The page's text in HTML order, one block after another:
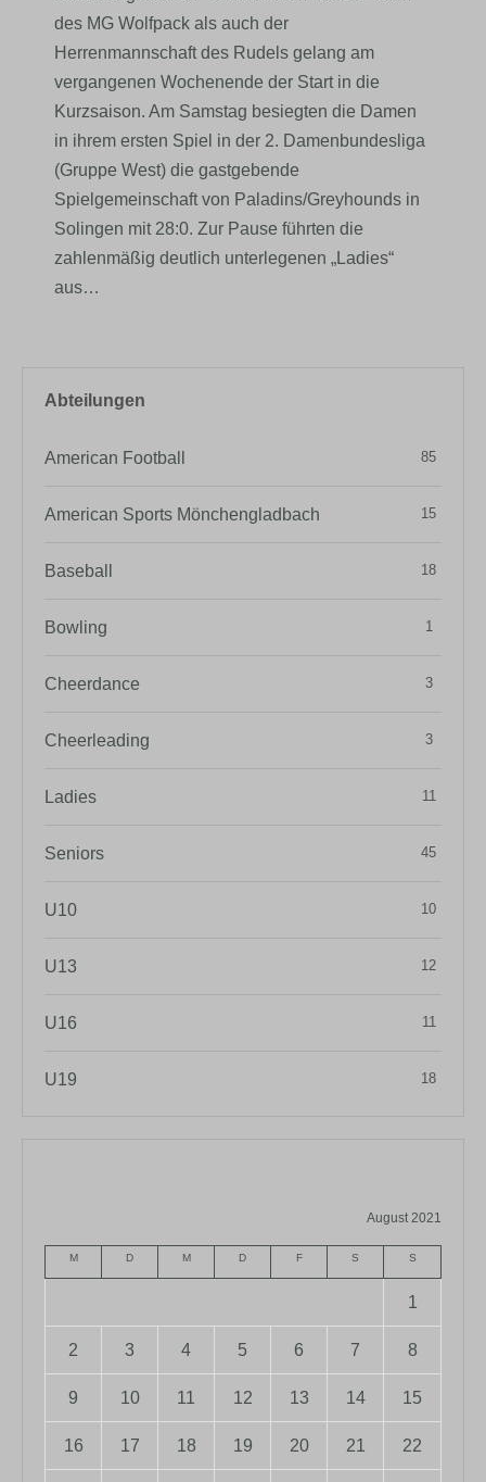
des MG Wolfpack als auch der
Herrenmannschaft des Rudels gelang am
vergangenen Wochenende der Start in die
Kurzsaison. Am Samstag besiegten die Damen
in ihrem ersten Spiel in der 2. Damenbundesliga
(Gruppe West) die gastgebende
Spielgemeinschaft von Paladins/Greyhounds in
Solingen mit 28:0. Zur Pause führten die
zahlenmäßig deutlich unterlegenen „Ladies“
aus…
Abteilungen
American Football 85
American Sports Mönchengladbach 15
Baseball 18
Bowling 1
Cheerdance 3
Cheerleading 3
Ladies 11
Seniors 45
U10 10
U13 12
U16 11
U19 18
August 2021
M D M D F S S
1
2 3 4 5 6 7 8
9 10 11 12 13 14 15
16 17 18 19 20 21 22